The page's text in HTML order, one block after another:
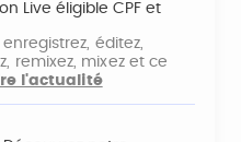
Live éligible CPF et
éditez,
remixez, mixez et ce
l'actualité